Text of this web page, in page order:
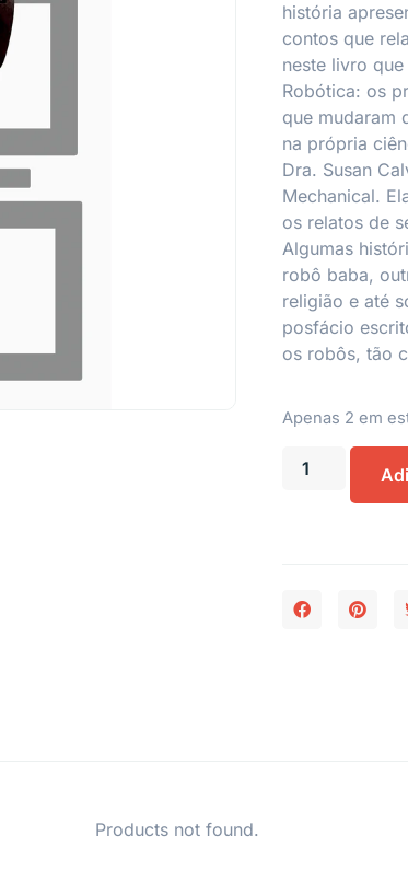
história
contos que
neste livro
Robótica: os
que mudaram
na própria
Dra. Susan
Mechanical.
os relatos de
Algumas
robô baba,
religião e até
posfácio
os robôs, tão
Apenas 2 em
Products not found.